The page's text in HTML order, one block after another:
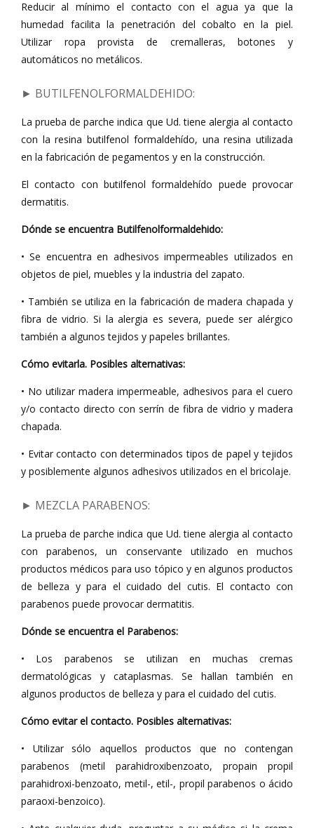
Reducir al mínimo el contacto con el agua ya que la
humedad facilita la penetración del cobalto en la piel.
Utilizar ropa provista de cremalleras, botones y
automáticos no metálicos.
► BUTILFENOLFORMALDEHIDO:
La prueba de parche indica que Ud. tiene alergia al contacto
con la resina butilfenol formaldehído, una resina utilizada
en la fabricación de pegamentos y en la construcción.
El contacto con butilfenol formaldehído puede provocar
dermatitis.
Dónde se encuentra Butilfenolformaldehido:
• Se encuentra en adhesivos impermeables utilizados en
objetos de piel, muebles y la industria del zapato.
• También se utiliza en la fabricación de madera chapada y
fibra de vidrio. Si la alergia es severa, puede ser alérgico
también a algunos tejidos y papeles brillantes.
Cómo evitarla. Posibles alternativas:
• No utilizar madera impermeable, adhesivos para el cuero
y/o contacto directo con serrín de fibra de vidrio y madera
chapada.
• Evitar contacto con determinados tipos de papel y tejidos
y posiblemente algunos adhesivos utilizados en el bricolaje.
► MEZCLA PARABENOS:
La prueba de parche indica que Ud. tiene alergia al contacto
con parabenos, un conservante utilizado en muchos
productos médicos para uso tópico y en algunos productos
de belleza y para el cuidado del cutis. El contacto con
parabenos puede provocar dermatitis.
Dónde se encuentra el Parabenos:
• Los parabenos se utilizan en muchas cremas
dermatológicas y cataplasmas. Se hallan también en
algunos productos de belleza y para el cuidado del cutis.
Cómo evitar el contacto. Posibles alternativas:
• Utilizar sólo aquellos productos que no contengan
parabenos (metil parahidroxibenzoato, propain propil
parahidroxi-benzoato, metil-, etil-, propil parabenos o ácido
paraoxi-benzoico).